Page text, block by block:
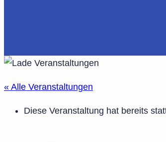
« Alle Veranstaltungen
Diese Veranstaltung hat bereits